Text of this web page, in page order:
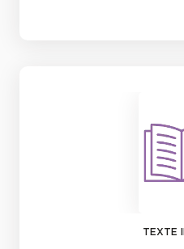
TEXTE